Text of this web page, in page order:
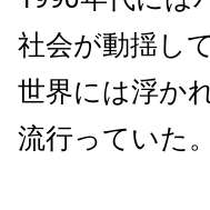
社会が動揺し
世界には浮か
流行っていた。